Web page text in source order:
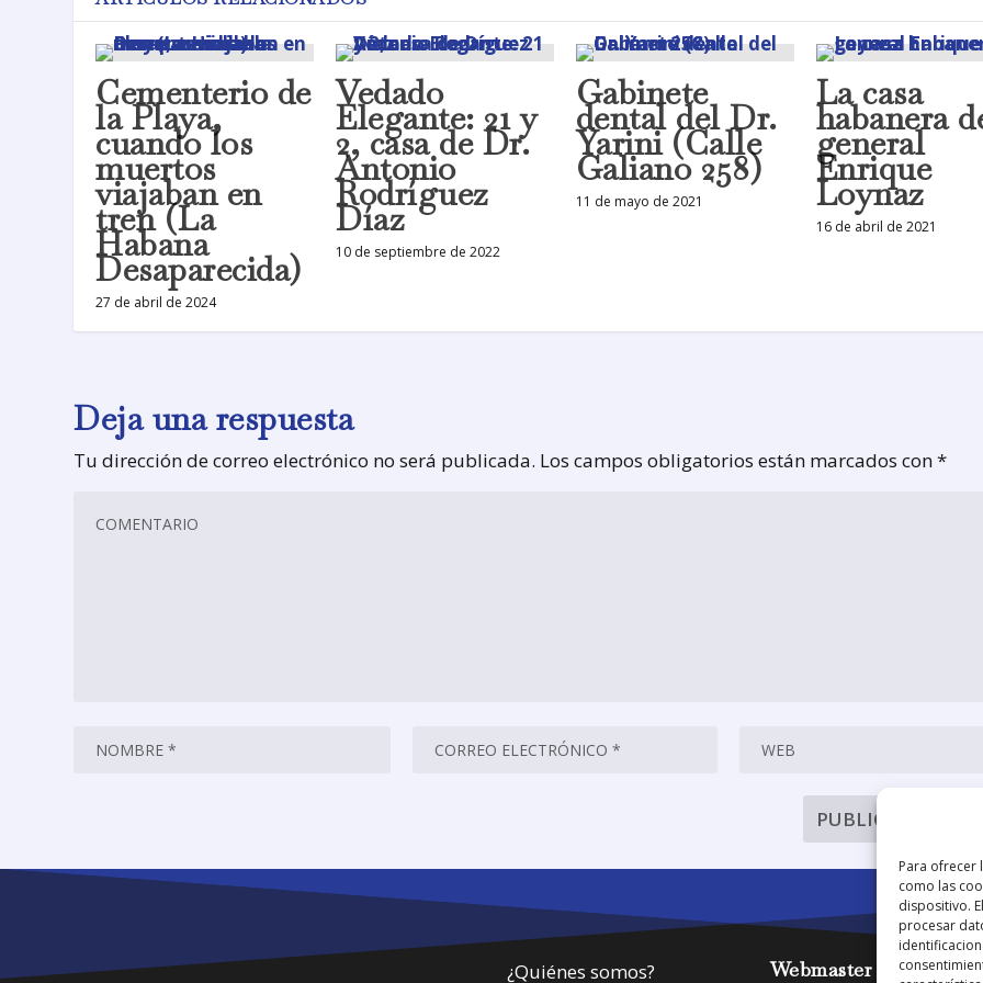
Para ofrecer
como las
dispositivo.
procesar
Cementerio de
la Playa,
cuando los
muertos
viajaban en
tren (La
Habana
Desaparecida)
27 de abril de 2024
Vedado
Elegante: 21 y
2, casa de Dr.
Antonio
Rodríguez
Díaz
10 de septiembre de 2022
Gabinete
dental del Dr.
Yarini (Calle
Galiano 258)
11 de mayo de 2021
La casa
habanera
general
Enrique
Loynaz
16 de abril de 2021
Deja una respuesta
Tu dirección de correo electrónico no será publicada. Los campos obligatorios están marcados con*
¿Quiénes somos? Webmaster